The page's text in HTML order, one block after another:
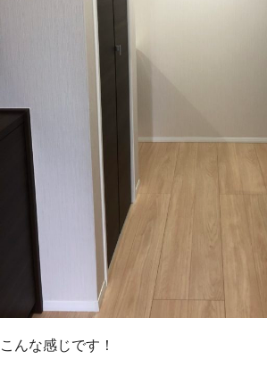
こんな感じです！